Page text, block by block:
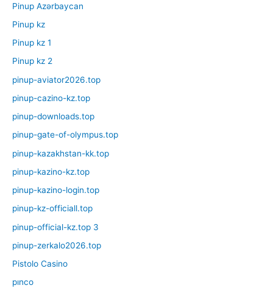
Pinup Azərbaycan
Pinup kz
Pinup kz 1
Pinup kz 2
pinup-aviator2026.top
pinup-cazino-kz.top
pinup-downloads.top
pinup-gate-of-olympus.top
pinup-kazakhstan-kk.top
pinup-kazino-kz.top
pinup-kazino-login.top
pinup-kz-officiall.top
pinup-official-kz.top 3
pinup-zerkalo2026.top
Pistolo Casino
pınco